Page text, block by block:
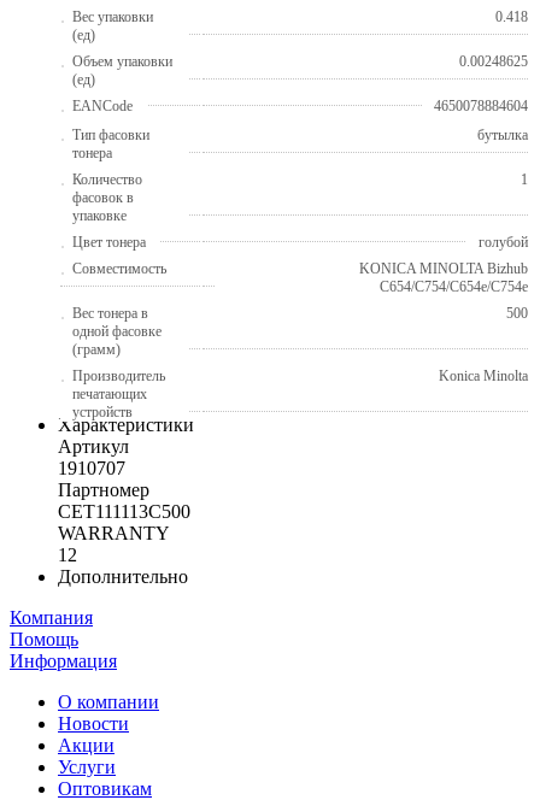
Вес упаковки
(ед)
0.418
Объем упаковки
(ед)
0.00248625
EANCode
4650078884604
Тип фасовки
тонера
бутылка
Количество
фасовок в
упаковке
1
Цвет тонера
голубой
Совместимость
KONICA MINOLTA Bizhub
C654/C754/C654e/C754e
Вес тонера в
одной фасовке
(грамм)
500
Производитель
печатающих
устройств
Konica Minolta
Характеристики
Артикул
1910707
Партномер
CET111113C500
WARRANTY
12
Дополнительно
Компания
Помощь
Информация
О компании
Новости
Акции
Услуги
Оптовикам